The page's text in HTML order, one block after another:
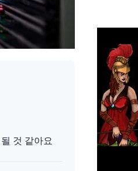
것 같아요